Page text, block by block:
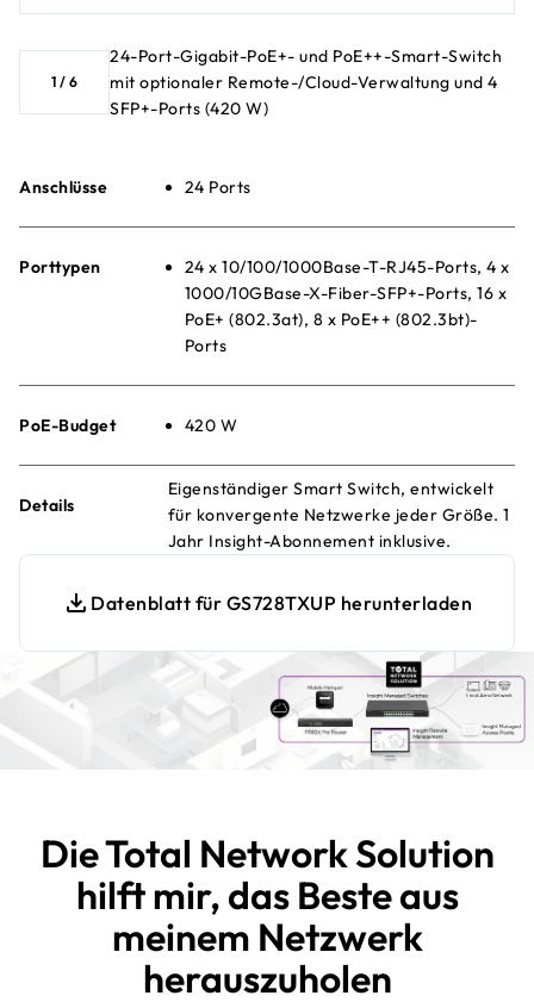
1 / 6
24-Port-Gigabit-PoE+- und PoE++-Smart-Switch
mit optionaler Remote-/Cloud-Verwaltung und 4
SFP+-Ports (420 W)
Anschlüsse 24 Ports
Porttypen
24 x 10/100/1000Base-T-RJ45-Ports, 4 x
1000/10GBase-X-Fiber-SFP+-Ports, 16 x
PoE+ (802.3at), 8 x PoE++ (802.3bt)-
Ports
PoE-Budget 420 W
Details
Eigenständiger Smart Switch, entwickelt
für konvergente Netzwerke jeder Größe. 1
Jahr Insight-Abonnement inklusive.
Datenblatt für GS728TXUP herunterladen
Die Total Network Solution
hilft mir, das Beste aus
meinem Netzwerk
herauszuholen